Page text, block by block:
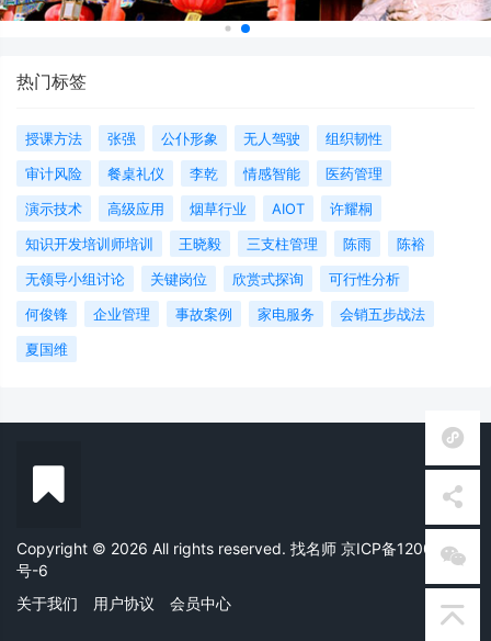
热门标签
授课方法 张强 公仆形象 无人驾驶
组织韧性
审计风险
餐桌礼仪 李乾 情感智能
医药管理
演示技术
高级应用 烟草行业 AIOT
许耀桐
知识开发培训师培训
王晓毅 三支柱管理 陈雨
陈裕
无领导小组讨论
关键岗位 欣赏式探询
可行性分析
何俊锋
企业管理 事故案例 家电服务
会销五步战法
夏国维
Copyright © 2026 All rights reserved. 找名师 京ICP备12005558
号-6
关于我们
用户协议 会员中心